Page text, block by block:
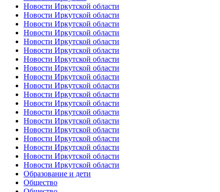
Новости Иркутской области
Новости Иркутской области
Новости Иркутской области
Новости Иркутской области
Новости Иркутской области
Новости Иркутской области
Новости Иркутской области
Новости Иркутской области
Новости Иркутской области
Новости Иркутской области
Новости Иркутской области
Новости Иркутской области
Новости Иркутской области
Новости Иркутской области
Новости Иркутской области
Новости Иркутской области
Новости Иркутской области
Новости Иркутской области
Новости Иркутской области
Образование и дети
Общество